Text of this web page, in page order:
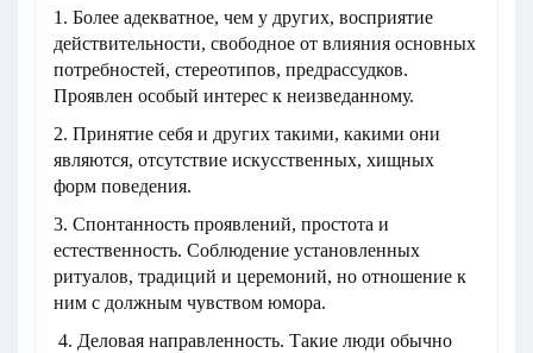
1. Более адекватное, чем у других, восприятие
действительности, свободное от влияния основных
потребностей, стереотипов, предрассудков.
Проявлен особый интерес к неизведанному.
2. Принятие себя и других такими, какими они
являются, отсутствие искусственных, хищных
форм поведения.
3. Спонтанность проявлений, простота и
естественность. Соблюдение установленных
ритуалов, традиций и церемоний, но отношение к
ним с должным чувством юмора.
4. Деловая направленность. Такие люди обычно